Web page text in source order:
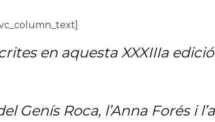
en aquesta XXXIIIa
Genís Roca, l’Anna Forés i